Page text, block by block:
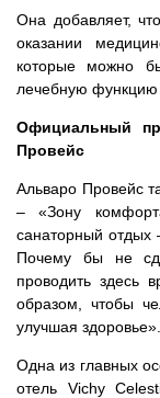
Она добавляет,
оказании
которые можно
лечебную функцию
Официальный
Провейс
Альваро Провейс
– «Зону
санаторный отдых
Почему бы не
проводить здесь
образом, чтобы
улучшая здоровье».
Одна из главных
отель Vichy